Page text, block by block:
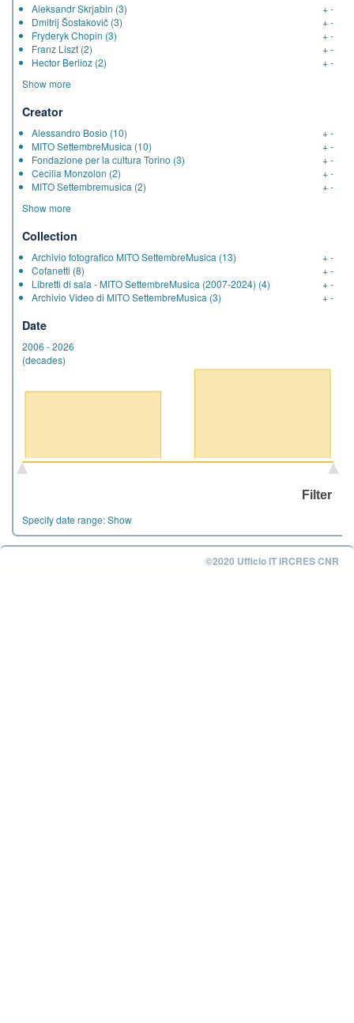
Aleksandr Skrjabin (3) +-
Dmitrij Šostakovič (3) +-
Fryderyk Chopin (3) +-
Franz Liszt (2) +-
Hector Berlioz (2) +-
Show more
Creator
Alessandro Bosio (10) +-
MITO SettembreMusica (10) +-
Fondazione per la cultura Torino (3) +-
Cecilia Monzolon (2) +-
MITO Settembremusica (2) +-
Show more
Collection
Archivio fotografico MITO SettembreMusica (13) +-
Cofanetti (8) +-
Libretti di sala - MITO SettembreMusica (2007-2024) (4) +-
Archivio Video di MITO SettembreMusica (3) +-
Date
2006 -2026
(decades)
Specify date range:Show
©2020 Ufficio IT IRCRES CNR